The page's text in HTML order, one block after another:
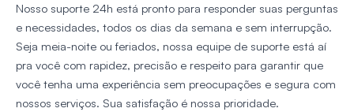
Nosso suporte 24h está pronto para responder suas perguntas
e necessidades, todos os dias da semana e sem interrupção.
Seja meia-noite ou feriados, nossa equipe de suporte está aí
pra você com rapidez, precisão e respeito para garantir que
você tenha uma experiência sem preocupações e segura com
nossos serviços. Sua satisfação é nossa prioridade.